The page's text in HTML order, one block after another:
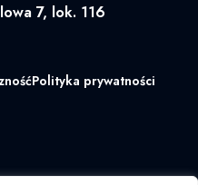
7, lok. 116
Polityka prywatności